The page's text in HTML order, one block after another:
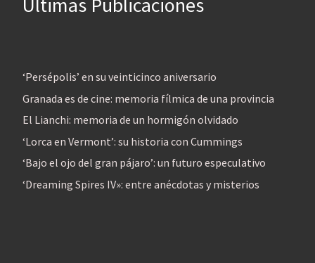
‘Persépolis’ en su veinticinco aniversario
Granada es de cine: memoria fílmica de una provincia
El Lianchi: memoria de un hormigón olvidado
‘Lorca en Vermont’: su historia con Cummings
‘Bajo el ojo del gran pájaro’: un futuro especulativo
‘Dreaming Spires IV»: entre anécdotas y misterios